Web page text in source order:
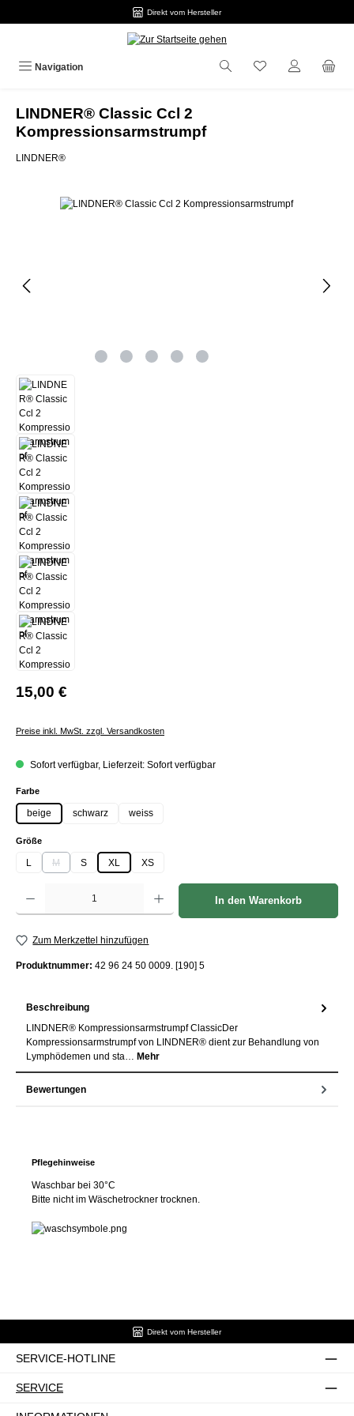
Direkt vom Hersteller
Navigation
LINDNER® Classic Ccl 2
Kompressionsarmstrumpf
LINDNER®
Bildergalerie überspringen
15,00 €
Preise inkl. MwSt. zzgl. Versandkosten
Sofort verfügbar, Lieferzeit: Sofort verfügbar
Farbeauswählen
beige schwarz weiss
Größeauswählen
L M
(Diese Option ist zurzeit nicht verfügbar.)
S XL XS
Produkt Anzahl: Gib den gewünschten Wert ein oder benutze die Schaltflächen um die
In den Warenkorb
Zum Merkzettel hinzufügen
Produktnummer: 42 96 24 50 0009. [190] 5
Beschreibung
LINDNER® Kompressionsarmstrumpf ClassicDer
Kompressionsarmstrumpf von LINDNER® dient zur Behandlung von
Lymphödemen und sta… Mehr
Bewertungen
Pflegehinweise
Waschbar bei 30°C
Bitte nicht im Wäschetrockner trocknen.
Direkt vom Hersteller
SERVICE-HOTLINE
SERVICE